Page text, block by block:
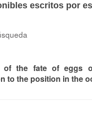
escritos por
the fate of eggs of
to the position in the